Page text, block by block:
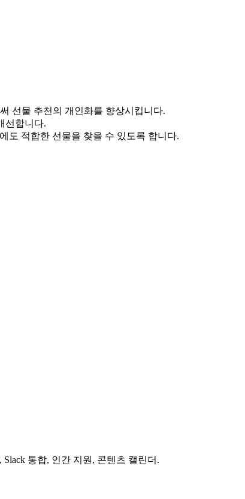
선물 추천의 개인화를 향상시킵니다.
선합니다.
도 적합한 선물을 찾을 수 있도록 합니다.
통합, 인간 지원, 콘텐츠 캘린더.